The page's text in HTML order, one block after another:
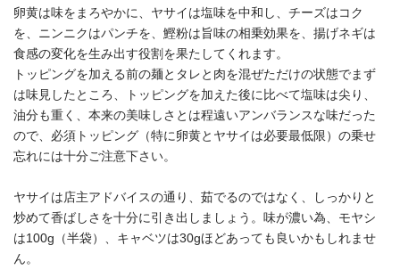
卵黄は味をまろやかに、ヤサイは塩味を中和し、チーズはコク
を、ニンニクはパンチを、鰹粉は旨味の相乗効果を、揚げネギは
食感の変化を生み出す役割を果たしてくれます。
トッピングを加える前の麺とタレと肉を混ぜただけの状態でまず
は味見したところ、トッピングを加えた後に比べて塩味は尖り、
油分も重く、本来の美味しさとは程遠いアンバランスな味だった
ので、必須トッピング（特に卵黄とヤサイは必要最低限）の乗せ
忘れには十分ご注意下さい。
ヤサイは店主アドバイスの通り、茹でるのではなく、しっかりと
炒めて香ばしさを十分に引き出しましょう。味が濃い為、モヤシ
は100g（半袋）、キャベツは30gほどあっても良いかもしれませ
ん。